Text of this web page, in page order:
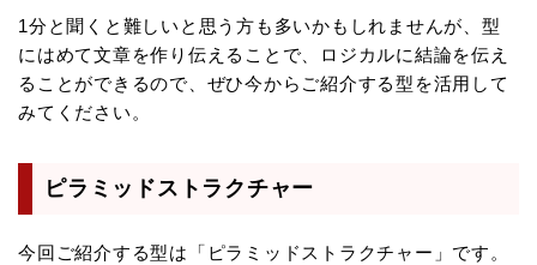
1分と聞くと難しいと思う方も多いかもしれませんが、型
にはめて文章を作り伝えることで、ロジカルに結論を伝え
ることができるので、ぜひ今からご紹介する型を活用して
みてください。
ピラミッドストラクチャー
今回ご紹介する型は「ピラミッドストラクチャー」です。